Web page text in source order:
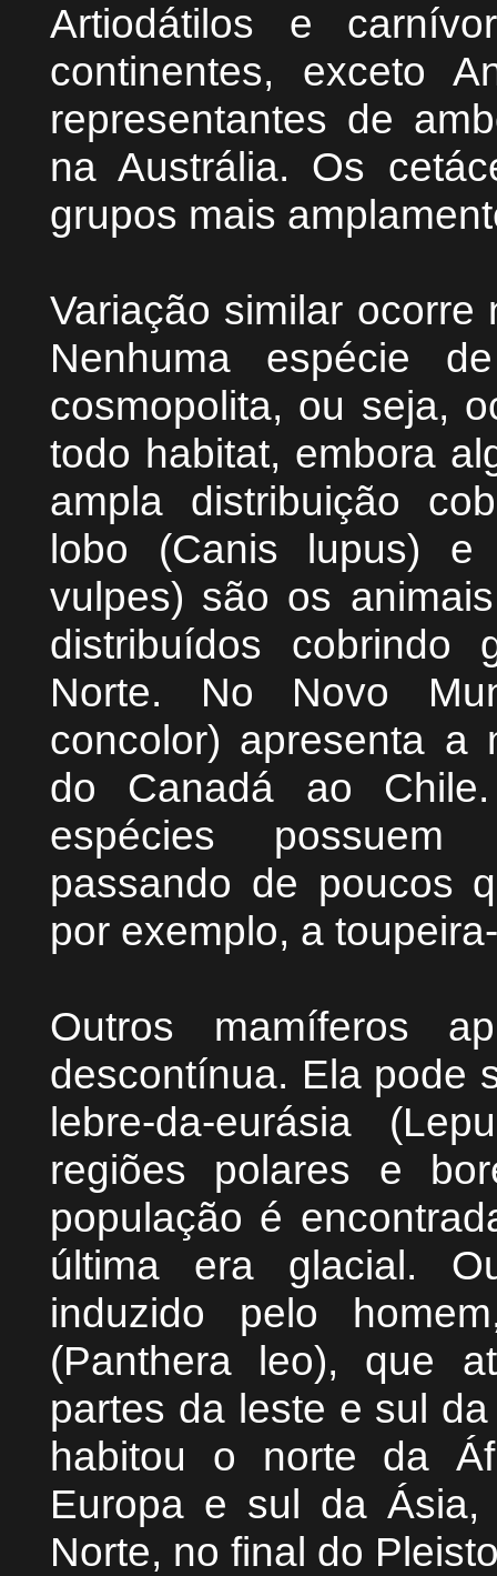
Artiodátilos e
continentes, exceto
representantes de
na Austrália. Os
grupos mais
Variação similar
Nenhuma espécie
cosmopolita, ou seja,
todo habitat, embora
ampla distribuição
lobo (Canis lupus) e
vulpes) são os
distribuídos cobrindo
Norte. No Novo
concolor) apresenta a
do Canadá ao
espécies possuem
passando de poucos
por exemplo, a
Outros mamíferos
descontínua. Ela pode
lebre-da-eurásia
regiões polares e
população é
última era glacial.
induzido pelo
(Panthera leo), que
partes da leste e sul
habitou o norte da
Europa e sul da
Norte, no final do